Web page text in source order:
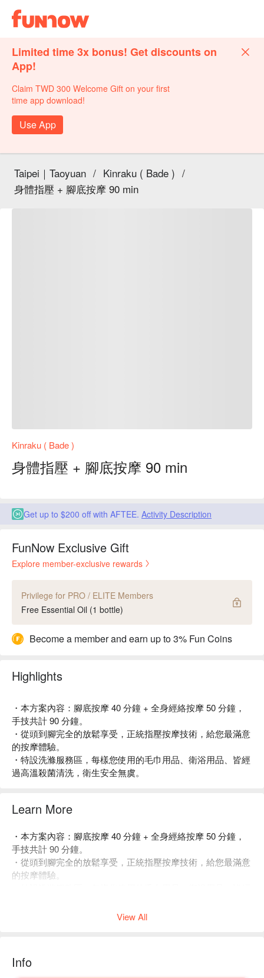
Limited time 3x bonus! Get discounts on
App!
Claim TWD 300 Welcome Gift on your first
time app download!
Use App
Taipei｜Taoyuan / Kinraku ( Bade ) /
身體指壓 + 腳底按摩 90 min
Kinraku ( Bade )
身體指壓 + 腳底按摩 90 min
Get up to $200 off with AFTEE. Activity Description
FunNow Exclusive Gift
Explore member-exclusive rewards
Privilege for PRO / ELITE Members
Free Essential Oil (1 bottle)
Become a member and earn up to 3% Fun Coins
Highlights
・本方案內容：腳底按摩 40 分鐘 + 全身經絡按摩 50 分鐘，
手技共計 90 分鐘。
・從頭到腳完全的放鬆享受，正統指壓按摩技術，給您最滿意
的按摩體驗。
・特設洗滌服務區，每樣您使用的毛巾用品、衛浴用品、皆經
過高溫殺菌清洗，衛生安全無虞。
Learn More
・本方案內容：腳底按摩 40 分鐘 + 全身經絡按摩 50 分鐘，
手技共計 90 分鐘。
・從頭到腳完全的放鬆享受，正統指壓按摩技術，給您最滿意
的按摩體驗。
View All
Info